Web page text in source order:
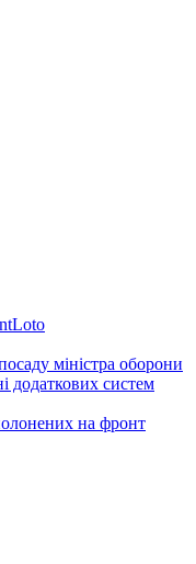
міністра оборони
додаткових систем
на фронт